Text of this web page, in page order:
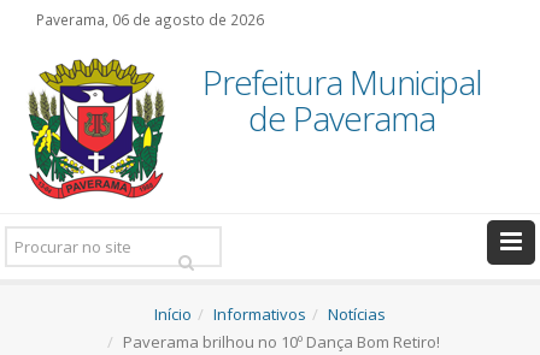
Paverama, 06 de agosto de 2026
Prefeitura Municipal
de Paverama
Pesquisar:
Início Informativos
Notícias
Paverama brilhou no 10º Dança Bom Retiro!